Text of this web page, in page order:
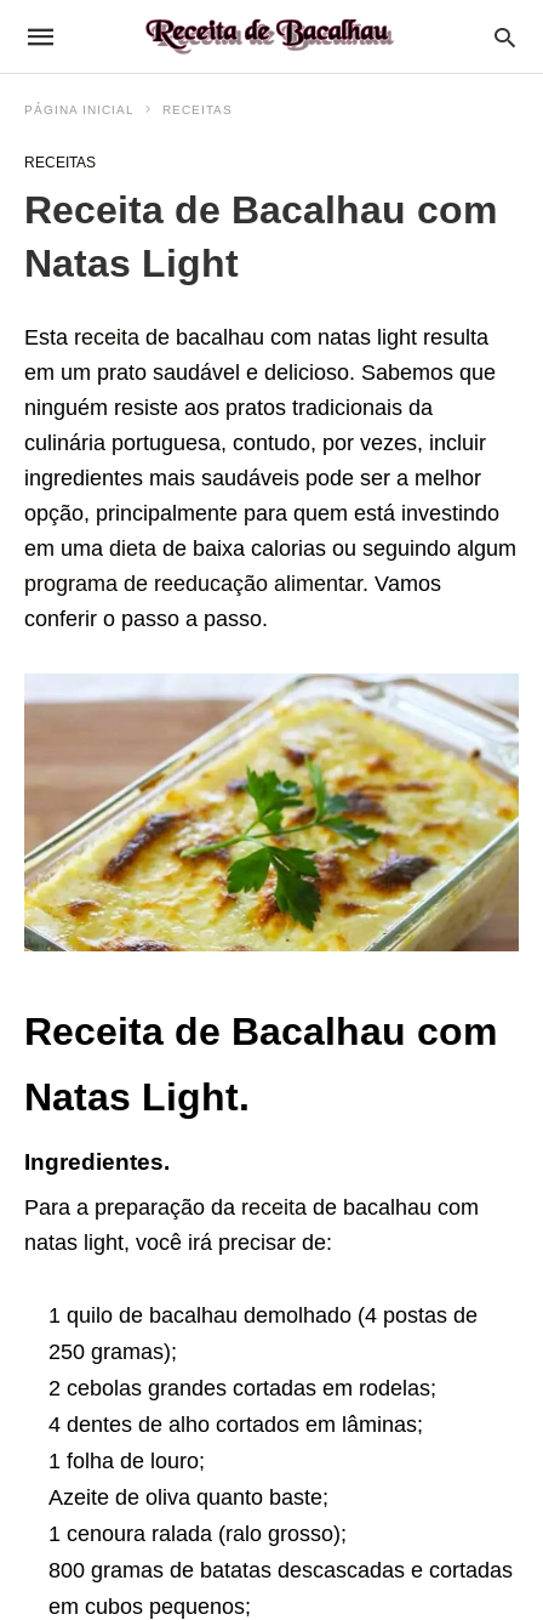
PÁGINA INICIAL RECEITAS
RECEITAS
Receita de Bacalhau com
Natas Light
Esta receita de bacalhau com natas light resulta
em um prato saudável e delicioso. Sabemos que
ninguém resiste aos pratos tradicionais da
culinária portuguesa, contudo, por vezes, incluir
ingredientes mais saudáveis pode ser a melhor
opção, principalmente para quem está investindo
em uma dieta de baixa calorias ou seguindo algum
programa de reeducação alimentar. Vamos
conferir o passo a passo.
Receita de Bacalhau com
Natas Light.
Ingredientes.
Para a preparação da receita de bacalhau com
natas light, você irá precisar de:
1 quilo de bacalhau demolhado (4 postas de
250 gramas);
2 cebolas grandes cortadas em rodelas;
4 dentes de alho cortados em lâminas;
1 folha de louro;
Azeite de oliva quanto baste;
1 cenoura ralada (ralo grosso);
800 gramas de batatas descascadas e cortadas
em cubos pequenos;